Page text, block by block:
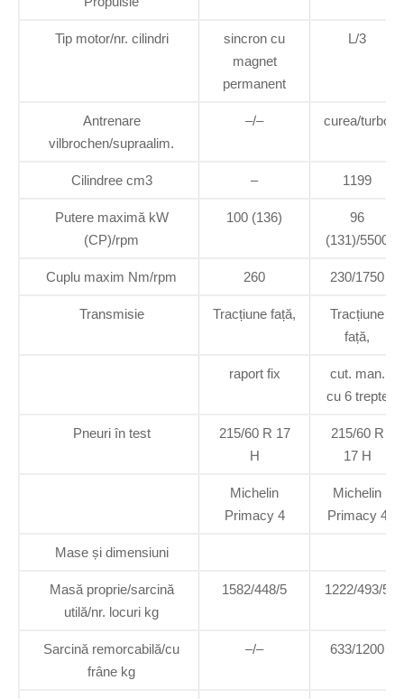
Tip motor/nr. cilindri
sincron cu
magnet
permanent
L/3
Antrenare
vilbrochen/supraalim.
–/– curea/turbo
Cilindree cm3 – 1199
Putere maximă kW
(CP)/rpm
100 (136)
96
(131)/5500
Cuplu maxim Nm/rpm 260 230/1750
Transmisie Tracțiune față,
Tracțiune
față,
raport fix
cut. man.
cu 6 trepte
Pneuri în test
215/60 R 17
H
215/60 R
17 H
Michelin
Primacy 4
Michelin
Primacy 4
Mase și dimensiuni
Masă proprie/sarcină
utilă/nr. locuri kg
1582/448/5 1222/493/5
Sarcină remorcabilă/cu
frâne kg
–/– 633/1200